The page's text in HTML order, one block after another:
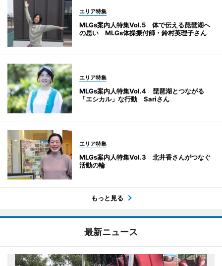
エリア特集
MLGs案内人特集Vol.5 体で伝える琵琶湖へ
の思い MLGs体操振付師・鈴村英理子さん
エリア特集
MLGs案内人特集Vol.4 琵琶湖とつながる
「エシカル」な行動 Sariさん
エリア特集
MLGs案内人特集Vol.3 北井香さんがつなぐ
活動の輪
もっと見る
最新ニュース